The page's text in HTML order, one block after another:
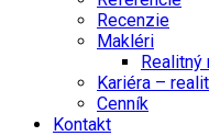
Recenzie
Makléri
Realitný
Kariéra –
Cenník
Kontakt